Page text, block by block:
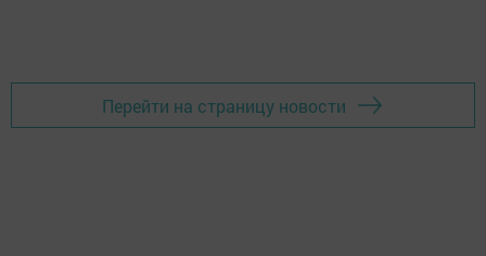
Перейти на страницу новости